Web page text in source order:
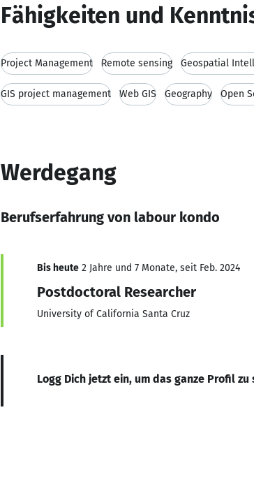
Fähigkeiten und
Project Management Remote sensing Geospatial
GIS project management Web GIS Geography Open
Werdegang
Berufserfahrung von labour kondo
Bis heute 2 Jahre und 7 Monate, seit Feb. 2024
Postdoctoral Researcher
University of California Santa Cruz
Logg Dich jetzt ein, um das ganze Profil zu